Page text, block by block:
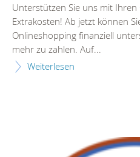
Unterstützen Sie uns mit
Extrakosten! Ab jetzt können
Onlineshopping finanziell
mehr zu zahlen. Auf...
Weiterlesen